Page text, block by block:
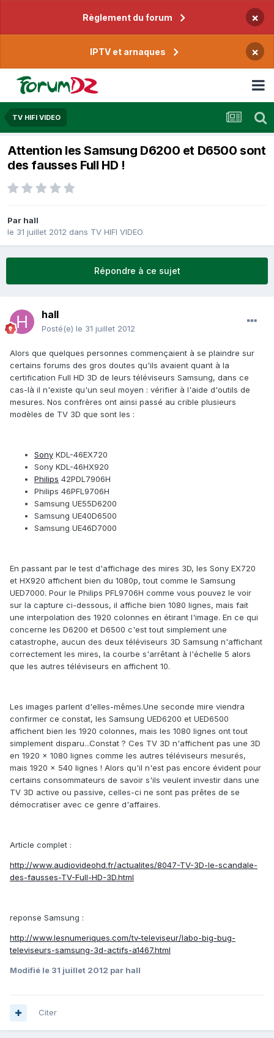
Règlement du forum ×
IPTV et arnaques ×
TV HIFI VIDEO
Attention les Samsung D6200 et D6500 sont
des fausses Full HD !
Par hall
le 31 juillet 2012 dans TV HIFI VIDEO
Répondre à ce sujet
hall
Posté(e) le 31 juillet 2012
Alors que quelques personnes commençaient à se plaindre sur
certains forums des gros doutes qu'ils avaient quant à la
certification Full HD 3D de leurs téléviseurs Samsung, dans ce
cas-là il n'existe qu'un seul moyen : vérifier à l'aide d'outils de
mesures. Nos confrères ont ainsi passé au crible plusieurs
modèles de TV 3D que sont les :
Sony KDL-46EX720
Sony KDL-46HX920
Philips 42PDL7906H
Philips 46PFL9706H
Samsung UE55D6200
Samsung UE40D6500
Samsung UE46D7000
En passant par le test d'affichage des mires 3D, les Sony EX720
et HX920 affichent bien du 1080p, tout comme le Samsung
UED7000. Pour le Philips PFL9706H comme vous pouvez le voir
sur la capture ci-dessous, il affiche bien 1080 lignes, mais fait
une interpolation des 1920 colonnes en étirant l'image. En ce qui
concerne les D6200 et D6500 c'est tout simplement une
catastrophe, aucun des deux téléviseurs 3D Samsung n'affichant
correctement les mires, la courbe s'arrêtant à l'échelle 5 alors
que les autres téléviseurs en affichent 10.
Les images parlent d'elles-mêmes.Une seconde mire viendra
confirmer ce constat, les Samsung UED6200 et UED6500
affichent bien les 1920 colonnes, mais les 1080 lignes ont tout
simplement disparu...Constat ? Ces TV 3D n'affichent pas une 3D
en 1920 x 1080 lignes comme les autres téléviseurs mesurés,
mais 1920 x 540 lignes ! Alors qu'il n'est pas encore évident pour
certains consommateurs de savoir s'ils veulent investir dans une
TV 3D active ou passive, celles-ci ne sont pas prêtes de se
démocratiser avec ce genre d'affaires.
Article complet :
http://www.audiovideohd.fr/actualites/8047-TV-3D-le-scandale-
des-fausses-TV-Full-HD-3D.html
reponse Samsung :
http://www.lesnumeriques.com/tv-televiseur/labo-big-bug-
televiseurs-samsung-3d-actifs-a1467.html
Modifié le 31 juillet 2012 par hall
Citer